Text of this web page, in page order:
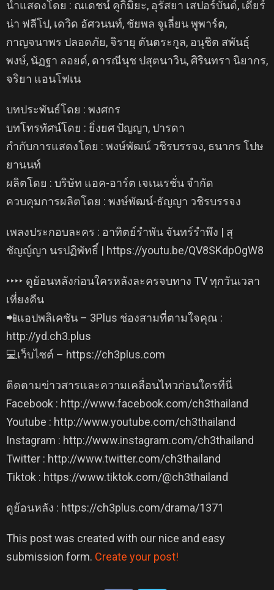
นำแสดงโดย : ณเดชน์ คูกิมิยะ, อุรัสยา เสปอร์บันด์, เดียร์
น่า ฟลีโป, เดวิด อัศวนนท์, ชัยพล จูเลี่ยน พูพาร์ต,
กาญจนาพร ปลอดภัย, จิรายุ ตันตระกูล, อนุชิต สพันธุ์
พงษ์, นัฏฐา ลอยด์, ดารณีนุช ปสุตนาวิน, ศิรินทรา นิยากร,
จริยา แอนโฟเน
บทประพันธ์โดย : พงศกร
บทโทรทัศน์โดย : ยิ่งยศ ปัญญา, ปารดา
กำกับการแสดงโดย : พงษ์พัฒน์ วชิรบรรจง, ธนากร โปษ
ยานนท์
ผลิตโดย : บริษัท แอค-อาร์ต เจเนเรชั่น จำกัด
ควบคุมการผลิตโดย : พงษ์พัฒน์-ธัญญา วชิรบรรจง
เพลงประกอบละคร : อาทิตย์รำพัน จันทร์รำพึง | สุ
ชัญญ์ญา นรปฏิพัทธิ์ | https://youtu.be/QV8SKdpOgW8
‣‣‣‣ ดูย้อนหลังก่อนใครหลังละครจบทาง TV ทุกวันเวลา
เที่ยงคืน
📲แอปพลิเคชัน – 3Plus ช่องสามที่ตามใจคุณ :
http://yd.ch3.plus​
💻เว็บไซต์ – https://ch3plus.com
ติดตามข่าวสารและความเคลื่อนไหวก่อนใครที่นี่
Facebook : http://www.facebook.com/ch3thailand
Youtube : http://www.youtube.com/ch3thailand
Instagram : http://www.instagram.com/ch3thailand
Twitter : http://www.twitter.com/ch3thailand
Tiktok : https://www.tiktok.com/@ch3thailand
ดูย้อนหลัง : https://ch3plus.com/drama/1371
This post was created with our nice and easy
submission form. Create your post!